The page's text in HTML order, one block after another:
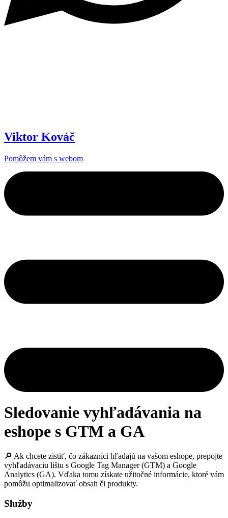
Viktor Kováč
Pomôžem vám s webom
Sledovanie vyhľadávania na
eshope s GTM a GA
🔎 Ak chcete zistiť, čo zákazníci hľadajú na vašom eshope, prepojte
vyhľadávaciu lištu s Google Tag Manager (GTM) a Google
Analytics (GA). Vďaka tomu získate užitočné informácie, ktoré vám
pomôžu optimalizovať obsah či produkty.
Služby